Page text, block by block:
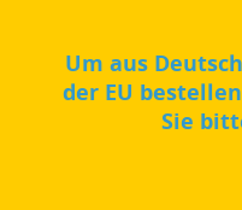
Um aus
der EU
Sie